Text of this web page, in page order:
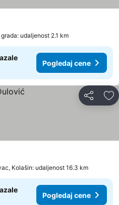
udaljenost 2.1 km
Pogledaj cene
Deli
Kolašin: udaljenost 16.3 km
Pogledaj cene